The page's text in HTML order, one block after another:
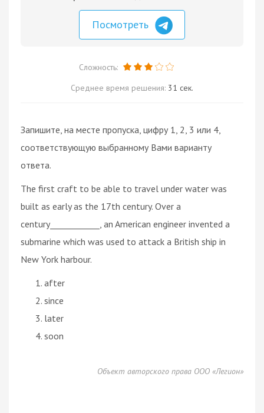
Посмотреть
Сложность:
Среднее время решения: 31 сек.
Запишите, на месте пропуска, цифру 1, 2, 3 или 4,
соответствующую выбранному Вами варианту
ответа.
The first craft to be able to travel under water was
built as early as the 17th century. Over a
century____________, an American engineer invented a
submarine which was used to attack a British ship in
New York harbour.
after
since
later
soon
Объект авторского права ООО «Легион»